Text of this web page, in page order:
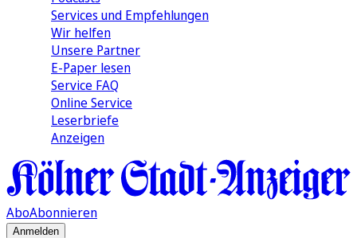
Services und Empfehlungen
Wir helfen
Unsere Partner
E-Paper lesen
Service FAQ
Online Service
Leserbriefe
Anzeigen
AboAbonnieren
Anmelden